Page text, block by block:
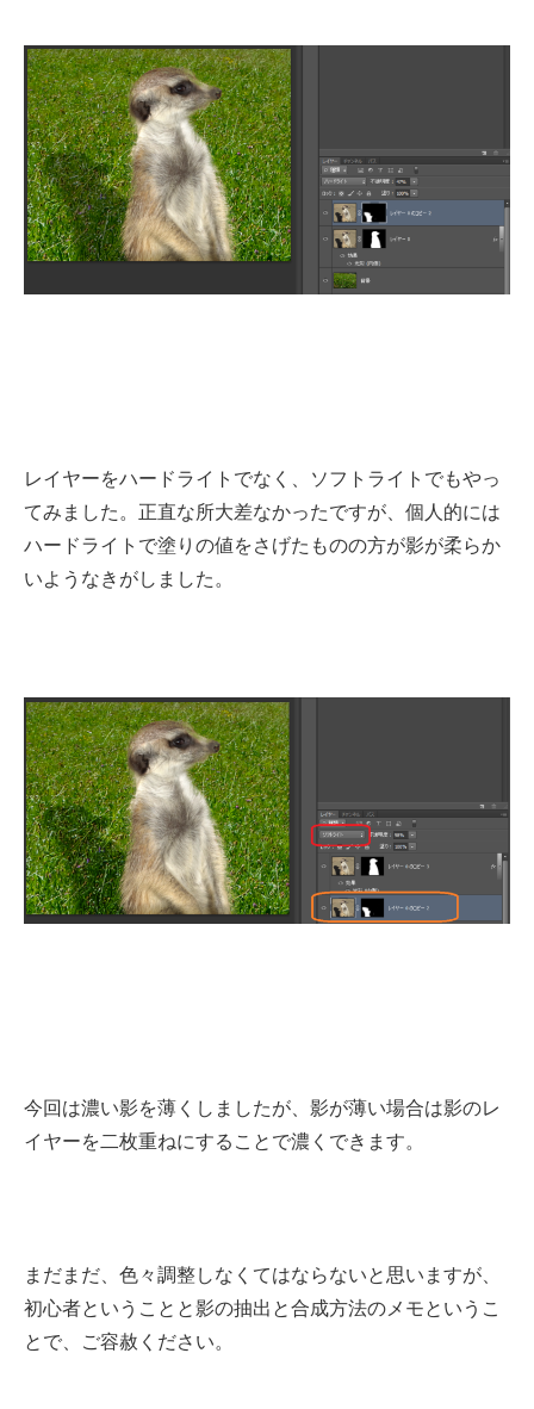
レイヤーをハードライトでなく、ソフトライトでもやっ
てみました。正直な所大差なかったですが、個人的には
ハードライトで塗りの値をさげたものの方が影が柔らか
いようなきがしました。
今回は濃い影を薄くしましたが、影が薄い場合は影のレ
イヤーを二枚重ねにすることで濃くできます。
まだまだ、色々調整しなくてはならないと思いますが、
初心者ということと影の抽出と合成方法のメモというこ
とで、ご容赦ください。